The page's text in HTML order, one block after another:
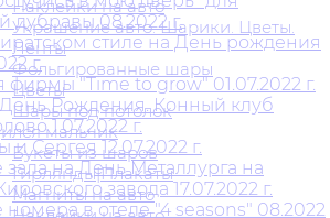
Наклейки на авто
Украшение авто. Шарики. Цветы.
Ленты
Фольгированные шары
Цветы
Шары под потолок
мальчик
Букеты из шаров
Гирлянды|Плакаты
Магниты на авто
дубравы 08.2022 г.
стиле на День рождения
г.
фирмы "Time to grow" 01.07.2022 г.
Рождения. Конный клуб
1.07.2022 г.
Сергея 12.07.2022 г.
на День Металлурга на
завода 17.07.2022 г.
в отеле "4 seasons" 08.2022